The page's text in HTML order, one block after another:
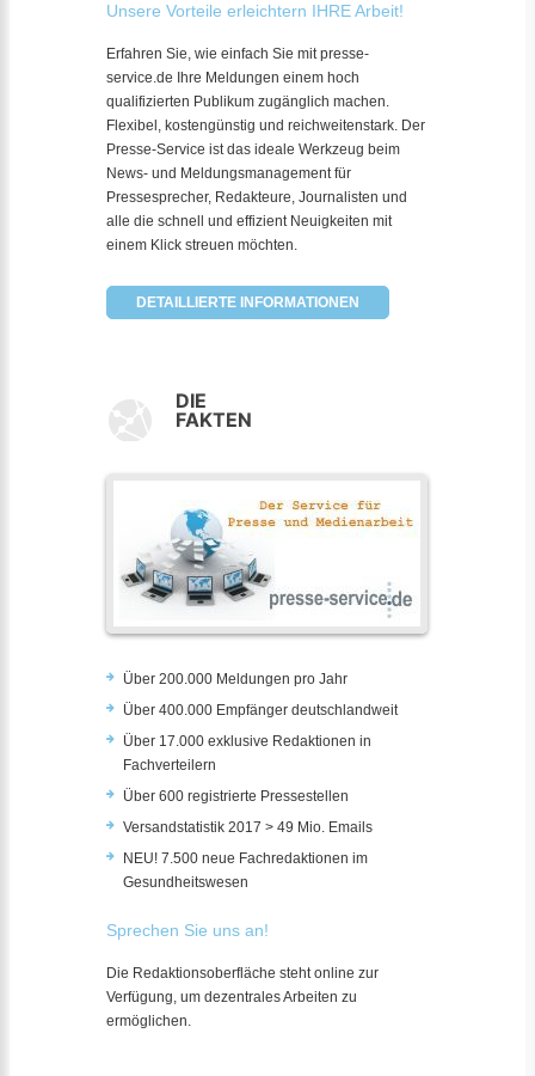
Unsere Vorteile erleichtern IHRE Arbeit!
Erfahren Sie, wie einfach Sie mit presse-
service.de Ihre Meldungen einem hoch
qualifizierten Publikum zugänglich machen.
Flexibel, kostengünstig und reichweitenstark. Der
Presse-Service ist das ideale Werkzeug beim
News- und Meldungsmanagement für
Pressesprecher, Redakteure, Journalisten und
alle die schnell und effizient Neuigkeiten mit
einem Klick streuen möchten.
DETAILLIERTE INFORMATIONEN
DIE
FAKTEN
Über 200.000 Meldungen pro Jahr
Über 400.000 Empfänger deutschlandweit
Über 17.000 exklusive Redaktionen in
Fachverteilern
Über 600 registrierte Pressestellen
Versandstatistik 2017 > 49 Mio. Emails
NEU! 7.500 neue Fachredaktionen im
Gesundheitswesen
Sprechen Sie uns an!
Die Redaktionsoberfläche steht online zur
Verfügung, um dezentrales Arbeiten zu
ermöglichen.